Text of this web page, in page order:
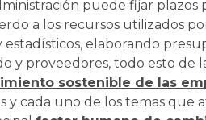
puede fijar plazos
a los recursos utilizados
estadísticos, elaborando
y proveedores, todo esto de
sostenible de las
y cada uno de los temas que